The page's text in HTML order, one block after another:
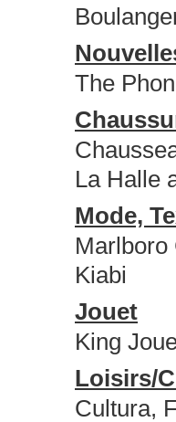
The
La Halle
Mode,
Marlboro
Kiabi
Jouet
King
Loisirs/
Cultura,